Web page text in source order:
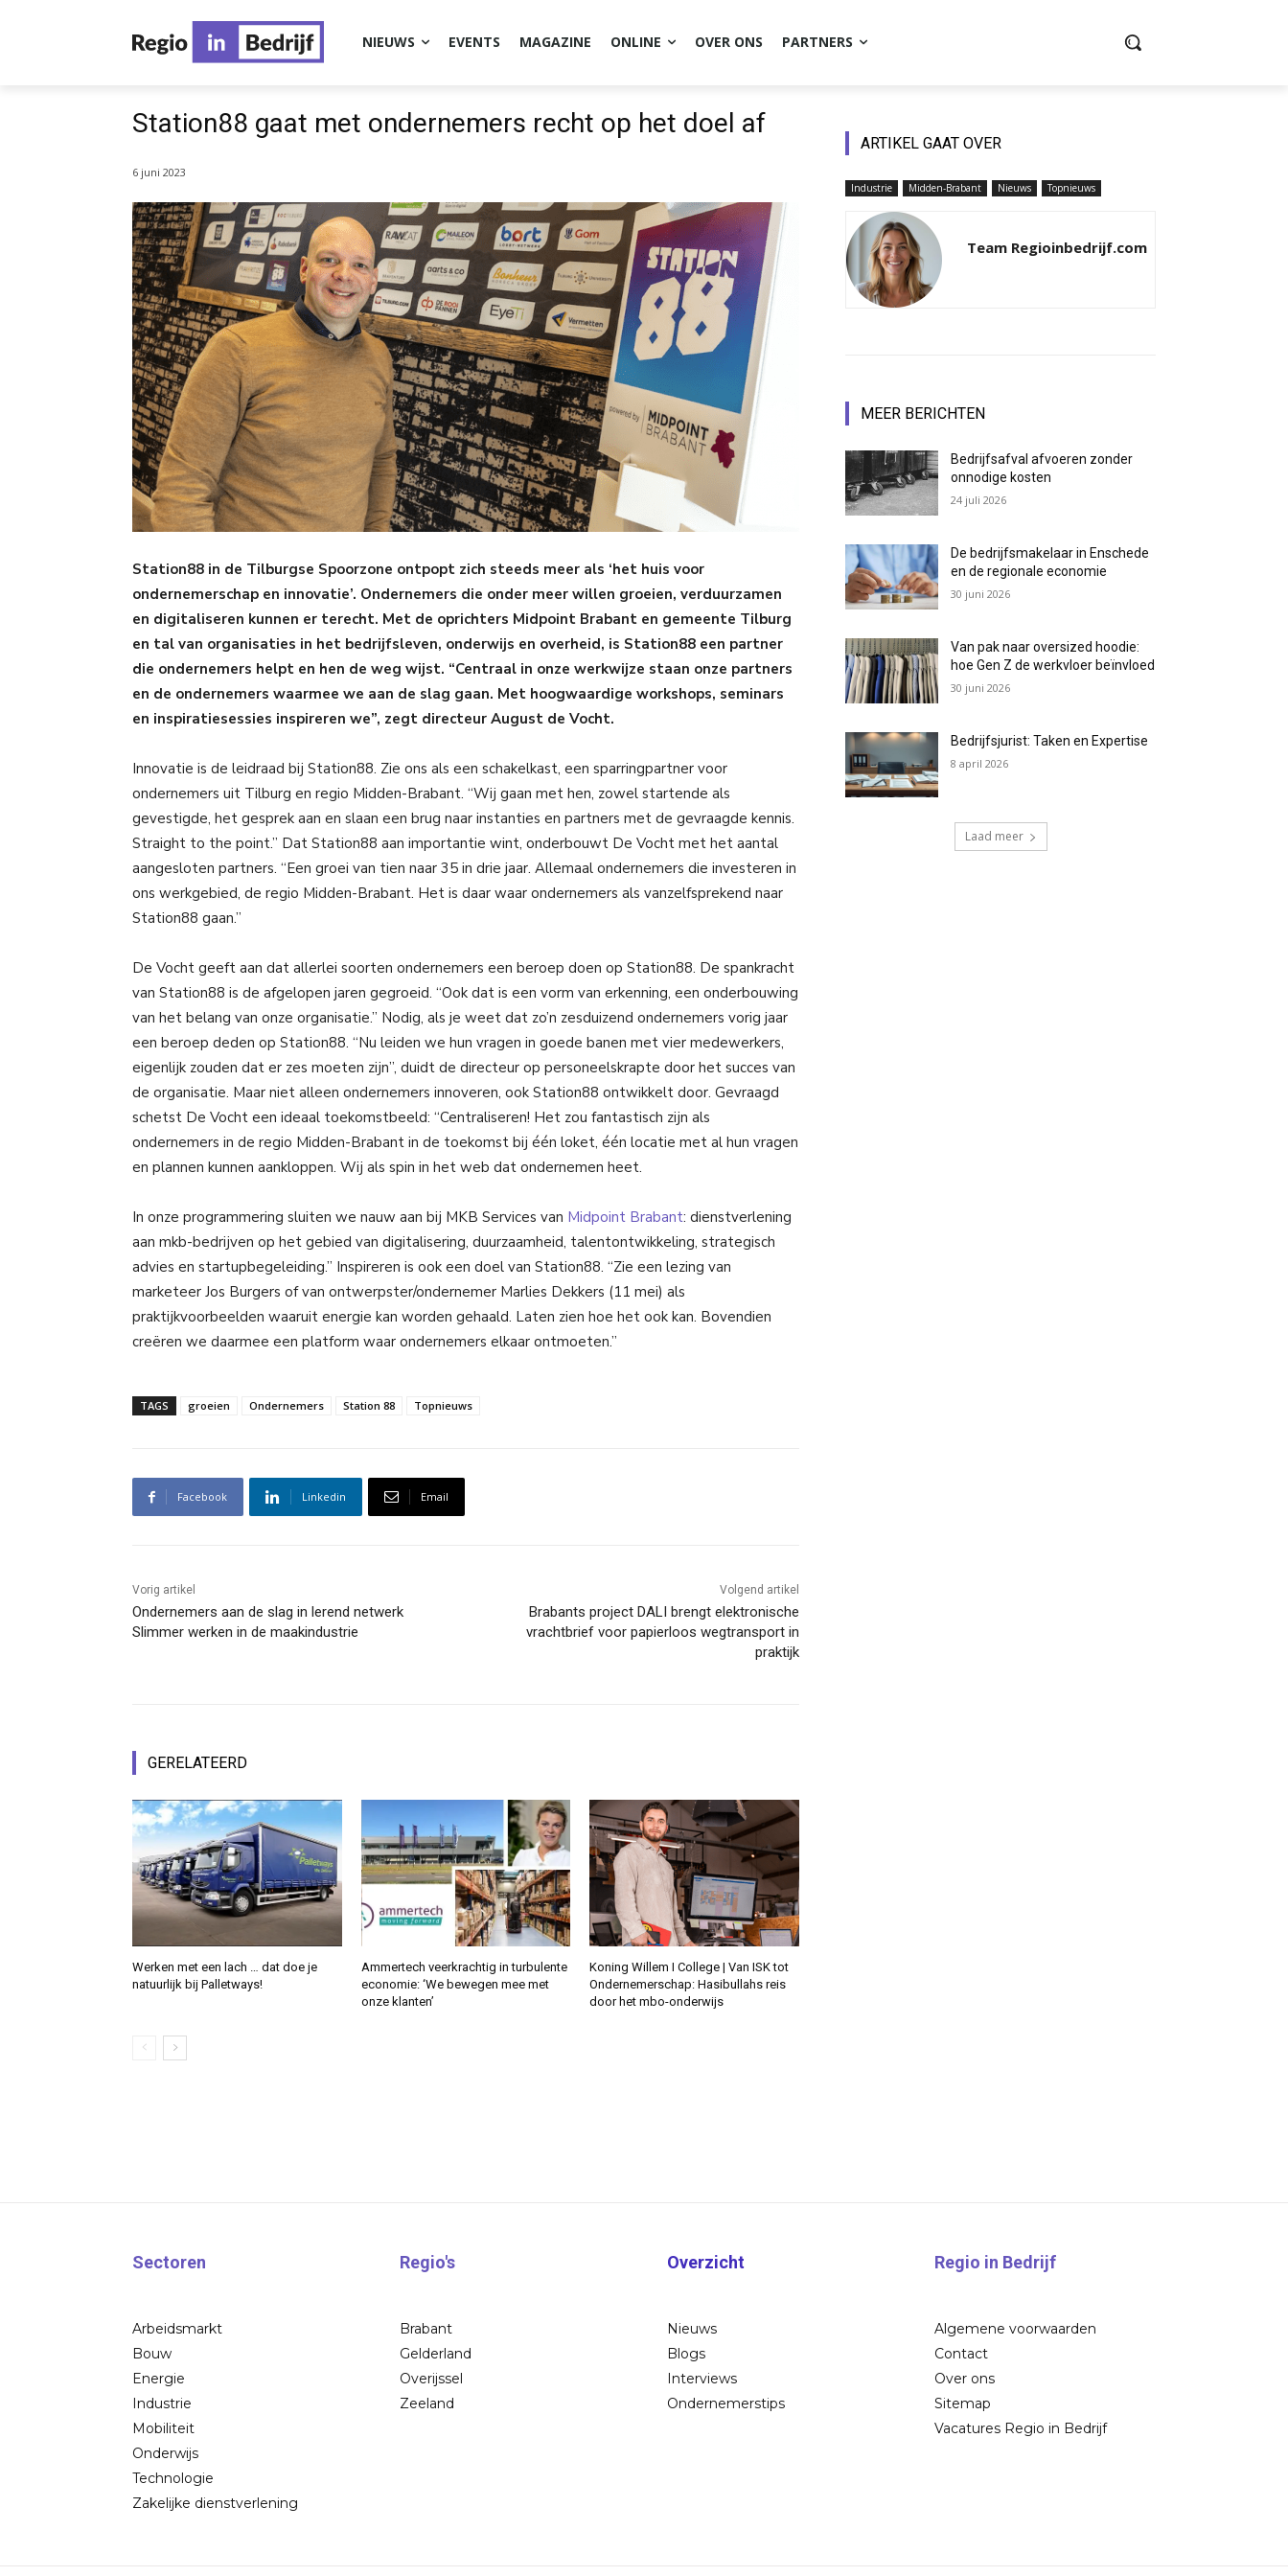
NIEUWS EVENTS MAGAZINE ONLINE OVER ONS PARTNERS
Station88 gaat met ondernemers recht op het doel af
6 juni 2023
Station88 in de Tilburgse Spoorzone ontpopt zich steeds meer als ‘het huis voor
ondernemerschap en innovatie’. Ondernemers die onder meer willen groeien, verduurzamen
en digitaliseren kunnen er terecht. Met de oprichters Midpoint Brabant en gemeente Tilburg
en tal van organisaties in het bedrijfsleven, onderwijs en overheid, is Station88 een partner
die ondernemers helpt en hen de weg wijst. “Centraal in onze werkwijze staan onze partners
en de ondernemers waarmee we aan de slag gaan. Met hoogwaardige workshops, seminars
en inspiratiesessies inspireren we”, zegt directeur August de Vocht.
Innovatie is de leidraad bij Station88. Zie ons als een schakelkast, een sparringpartner voor
ondernemers uit Tilburg en regio Midden-Brabant. “Wij gaan met hen, zowel startende als
gevestigde, het gesprek aan en slaan een brug naar instanties en partners met de gevraagde kennis.
Straight to the point.” Dat Station88 aan importantie wint, onderbouwt De Vocht met het aantal
aangesloten partners. “Een groei van tien naar 35 in drie jaar. Allemaal ondernemers die investeren in
ons werkgebied, de regio Midden-Brabant. Het is daar waar ondernemers als vanzelfsprekend naar
Station88 gaan.”
De Vocht geeft aan dat allerlei soorten ondernemers een beroep doen op Station88. De spankracht
van Station88 is de afgelopen jaren gegroeid. “Ook dat is een vorm van erkenning, een onderbouwing
van het belang van onze organisatie.” Nodig, als je weet dat zo’n zesduizend ondernemers vorig jaar
een beroep deden op Station88. “Nu leiden we hun vragen in goede banen met vier medewerkers,
eigenlijk zouden dat er zes moeten zijn”, duidt de directeur op personeelskrapte door het succes van
de organisatie. Maar niet alleen ondernemers innoveren, ook Station88 ontwikkelt door. Gevraagd
schetst De Vocht een ideaal toekomstbeeld: “Centraliseren! Het zou fantastisch zijn als
ondernemers in de regio Midden-Brabant in de toekomst bij één loket, één locatie met al hun vragen
en plannen kunnen aankloppen. Wij als spin in het web dat ondernemen heet.
In onze programmering sluiten we nauw aan bij MKB Services van Midpoint Brabant: dienstverlening
aan mkb-bedrijven op het gebied van digitalisering, duurzaamheid, talentontwikkeling, strategisch
advies en startupbegeleiding.” Inspireren is ook een doel van Station88. “Zie een lezing van
marketeer Jos Burgers of van ontwerpster/ondernemer Marlies Dekkers (11 mei) als
praktijkvoorbeelden waaruit energie kan worden gehaald. Laten zien hoe het ook kan. Bovendien
creëren we daarmee een platform waar ondernemers elkaar ontmoeten.”
TAGS groeien Ondernemers Station 88 Topnieuws
Facebook Linkedin Email
Vorig artikel
Ondernemers aan de slag in lerend netwerk
Slimmer werken in de maakindustrie
Volgend artikel
Brabants project DALI brengt elektronische
vrachtbrief voor papierloos wegtransport in
praktijk
GERELATEERD
Werken met een lach … dat doe je
natuurlijk bij Palletways!
Ammertech veerkrachtig in turbulente
economie: ‘We bewegen mee met
onze klanten’
Koning Willem I College | Van ISK tot
Ondernemerschap: Hasibullahs reis
door het mbo-onderwijs
ARTIKEL GAAT OVER
Industrie Midden-Brabant Nieuws Topnieuws
Team Regioinbedrijf.com
MEER BERICHTEN
Bedrijfsafval afvoeren zonder
onnodige kosten
24 juli 2026
De bedrijfsmakelaar in Enschede
en de regionale economie
30 juni 2026
Van pak naar oversized hoodie:
hoe Gen Z de werkvloer beïnvloed
30 juni 2026
Bedrijfsjurist: Taken en Expertise
8 april 2026
Laad meer
Sectoren
Arbeidsmarkt
Bouw
Energie
Industrie
Mobiliteit
Onderwijs
Technologie
Zakelijke dienstverlening
Regio's
Brabant
Gelderland
Overijssel
Zeeland
Overzicht
Nieuws
Blogs
Interviews
Ondernemerstips
Regio in Bedrijf
Algemene voorwaarden
Contact
Over ons
Sitemap
Vacatures Regio in Bedrijf